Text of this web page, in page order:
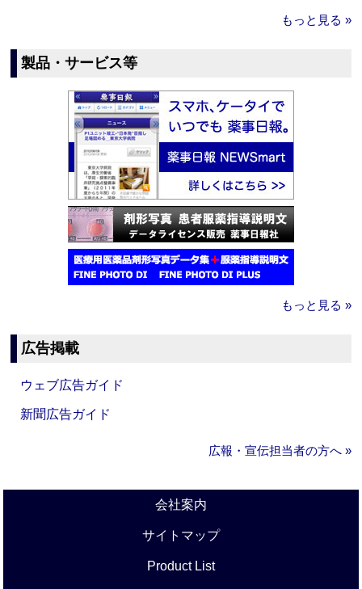
もっと見る »
製品・サービス等
もっと見る »
広告掲載
ウェブ広告ガイド
新聞広告ガイド
広報・宣伝担当者の方へ »
会社案内
サイトマップ
Product List